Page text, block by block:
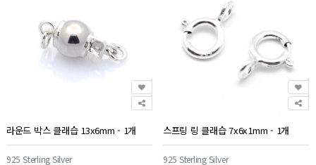
라운드 박스 클래습 13x6mm - 1개
925 Sterling Silver
스프링 링 클래습 7x6x1mm - 1개
925 Sterling Silver